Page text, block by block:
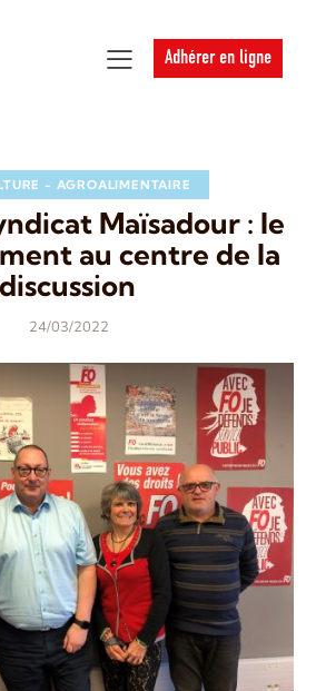
Adhérer en ligne
- AGROALIMENTAIRE
Maïsadour : le
au centre de la
discussion
24/03/2022